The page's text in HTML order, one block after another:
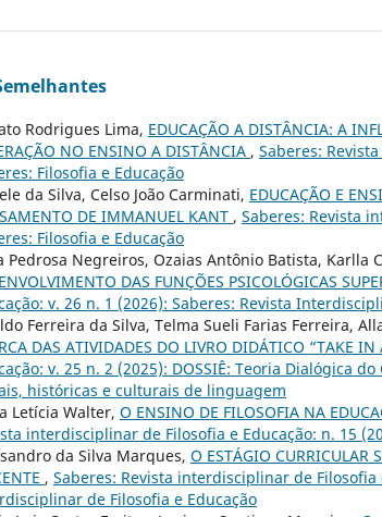
Rodrigues Lima, EDUCAÇÃO A DISTÂNCIA: A
NO ENSINO A DISTÂNCIA , Saberes:
Filosofia e Educação
da Silva, Celso João Carminati, EDUCAÇÃO E
DE IMMANUEL KANT , Saberes: Revista
Filosofia e Educação
Pedrosa Negreiros, Ozaias Antônio Batista, Karlla
DAS FUNÇÕES PSICOLÓGICAS
v. 26 n. 1 (2026): Saberes: Revista
Ferreira da Silva, Telma Sueli Farias Ferreira,
DAS ATIVIDADES DO LIVRO DIDÁTICO “TAKE IN
v. 25 n. 2 (2025): DOSSIÊ: Teoria Dialógica
históricas e culturais de linguagem
Letícia Walter, O ENSINO DE FILOSOFIA NA
interdisciplinar de Filosofia e Educação: n. 15
da Silva Marques, O ESTÁGIO CURRICULAR
, Saberes: Revista interdisciplinar de Filosofia
de Filosofia e Educação